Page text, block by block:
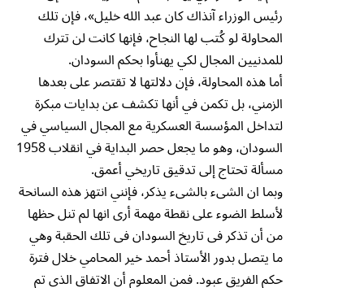
رئيس الوزراء آنذاك كان عبد الله خليل»، فإن تلك
المحاولة لو كُتب لها النجاح، فإنها كانت لن تترك
للمدنيين المجال لكي يهنأوا بحكم السودان.
أما هذه المحاولة، فإن دلالتها لا تقتصر على بعدها
الزمني، بل تكمن في أنها تكشف عن بدايات مبكرة
لتداخل المؤسسة العسكرية مع المجال السياسي في
السودان، وهو ما يجعل حصر البداية في انقلاب 1958
مسألة تحتاج إلى تدقيق تاريخي أعمق.
وبما ان الشىء بالشىء يذكر، فإنني انتهز هذه السانحة
لأسلط الضوء على نقطة مهمة أرى انها لم تنل حظها
من أن تذكر فى تاريخ السودان فى تلك الحقبة وهي
ما يتصل بدور الأستاذ أحمد خير المحامي خلال فترة
حكم الفريق عبود. فمن المعلوم أن الاتفاق الذي تم